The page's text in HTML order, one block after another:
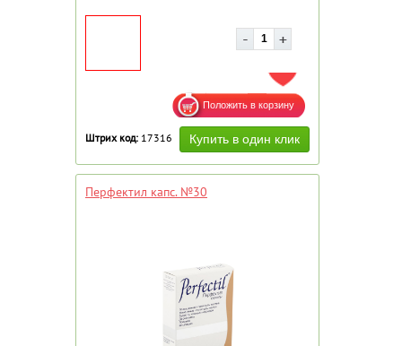
ДОБАВИТЬ В ИЗБРАННОЕ
Штрих код: 17316
Перфектил капс. №30